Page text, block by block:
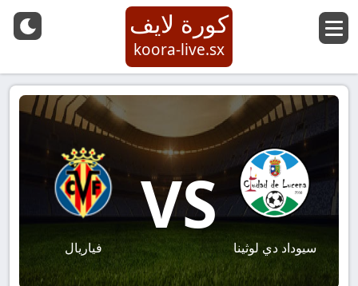
كورة لايف
koora-live.sx
سيوداد دي لوثينا
VS
فياريال